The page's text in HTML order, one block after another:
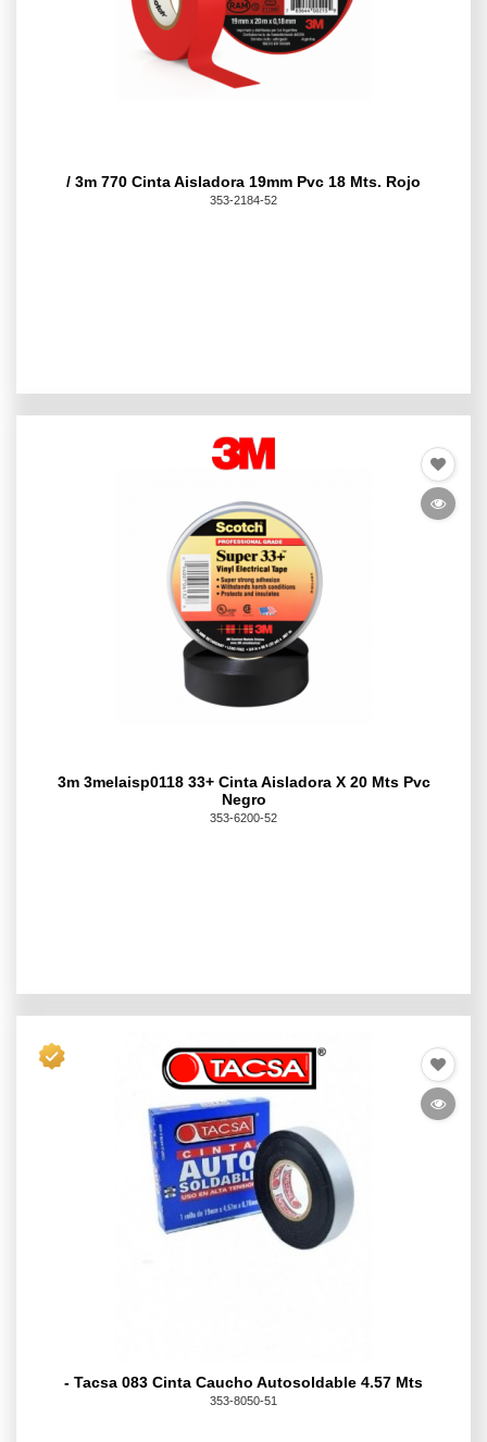
/ 3m 770 Cinta Aisladora 19mm Pvc 18 Mts. Rojo
353-2184-52
3m 3melaisp0118 33+ Cinta Aisladora X 20 Mts Pvc
Negro
353-6200-52
- Tacsa 083 Cinta Caucho Autosoldable 4.57 Mts
353-8050-51